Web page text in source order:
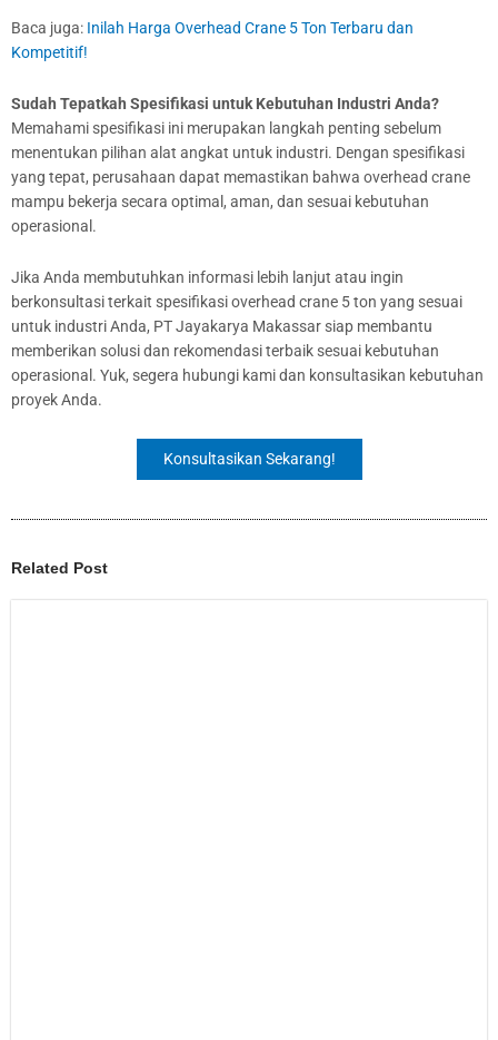
Baca juga: Inilah Harga Overhead Crane 5 Ton Terbaru dan
Kompetitif!
Sudah Tepatkah Spesifikasi untuk Kebutuhan Industri Anda?
Memahami spesifikasi ini merupakan langkah penting sebelum
menentukan pilihan alat angkat untuk industri. Dengan spesifikasi
yang tepat, perusahaan dapat memastikan bahwa overhead crane
mampu bekerja secara optimal, aman, dan sesuai kebutuhan
operasional.
Jika Anda membutuhkan informasi lebih lanjut atau ingin
berkonsultasi terkait spesifikasi overhead crane 5 ton yang sesuai
untuk industri Anda, PT Jayakarya Makassar siap membantu
memberikan solusi dan rekomendasi terbaik sesuai kebutuhan
operasional. Yuk, segera hubungi kami dan konsultasikan kebutuhan
proyek Anda.
Konsultasikan Sekarang!
Related Post